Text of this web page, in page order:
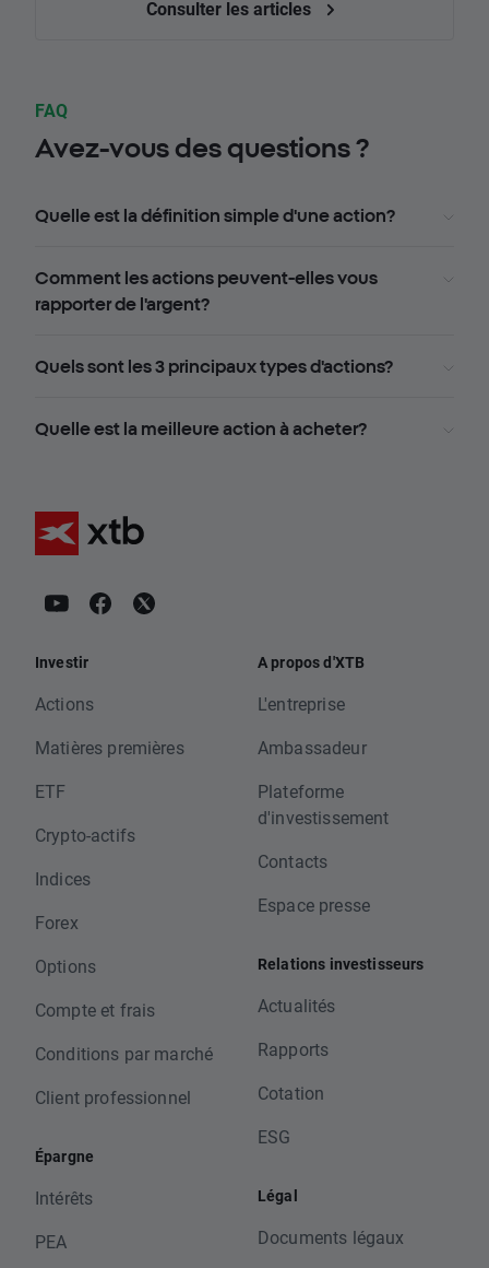
Consulter les articles
FAQ
Avez-vous des questions ?
Quelle est la définition simple d'une action?
Comment les actions peuvent-elles vous
rapporter de l'argent?
Quels sont les 3 principaux types d'actions?
Quelle est la meilleure action à acheter?
Investir
Actions
Matières premières
ETF
Crypto-actifs
Indices
Forex
Options
Compte et frais
Conditions par marché
Client professionnel
Épargne
Intérêts
PEA
A propos d'XTB
L'entreprise
Ambassadeur
Plateforme
d'investissement
Contacts
Espace presse
Relations investisseurs
Actualités
Rapports
Cotation
ESG
Légal
Documents légaux